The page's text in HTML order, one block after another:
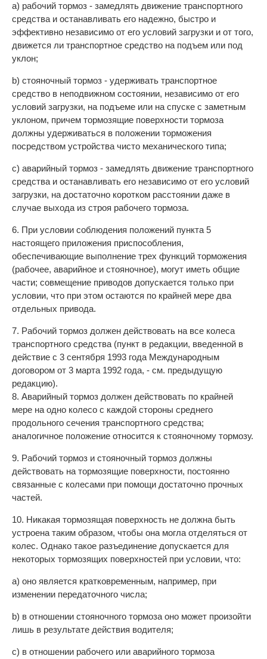
а) рабочий тормоз - замедлять движение транспортного
средства и останавливать его надежно, быстро и
эффективно независимо от его условий загрузки и от того,
движется ли транспортное средство на подъем или под
уклон;
b) стояночный тормоз - удерживать транспортное
средство в неподвижном состоянии, независимо от его
условий загрузки, на подъеме или на спуске с заметным
уклоном, причем тормозящие поверхности тормоза
должны удерживаться в положении торможения
посредством устройства чисто механического типа;
с) аварийный тормоз - замедлять движение транспортного
средства и останавливать его независимо от его условий
загрузки, на достаточно коротком расстоянии даже в
случае выхода из строя рабочего тормоза.
6. При условии соблюдения положений пункта 5
настоящего приложения приспособления,
обеспечивающие выполнение трех функций торможения
(рабочее, аварийное и стояночное), могут иметь общие
части; совмещение приводов допускается только при
условии, что при этом остаются по крайней мере два
отдельных привода.
7. Рабочий тормоз должен действовать на все колеса
транспортного средства (пункт в редакции, введенной в
действие с 3 сентября 1993 года Международным
договором от 3 марта 1992 года, - см. предыдущую
редакцию).
8. Аварийный тормоз должен действовать по крайней
мере на одно колесо с каждой стороны среднего
продольного сечения транспортного средства;
аналогичное положение относится к стояночному тормозу.
9. Рабочий тормоз и стояночный тормоз должны
действовать на тормозящие поверхности, постоянно
связанные с колесами при помощи достаточно прочных
частей.
10. Никакая тормозящая поверхность не должна быть
устроена таким образом, чтобы она могла отделяться от
колес. Однако такое разъединение допускается для
некоторых тормозящих поверхностей при условии, что:
а) оно является кратковременным, например, при
изменении передаточного числа;
b) в отношении стояночного тормоза оно может произойти
лишь в результате действия водителя;
с) в отношении рабочего или аварийного тормоза